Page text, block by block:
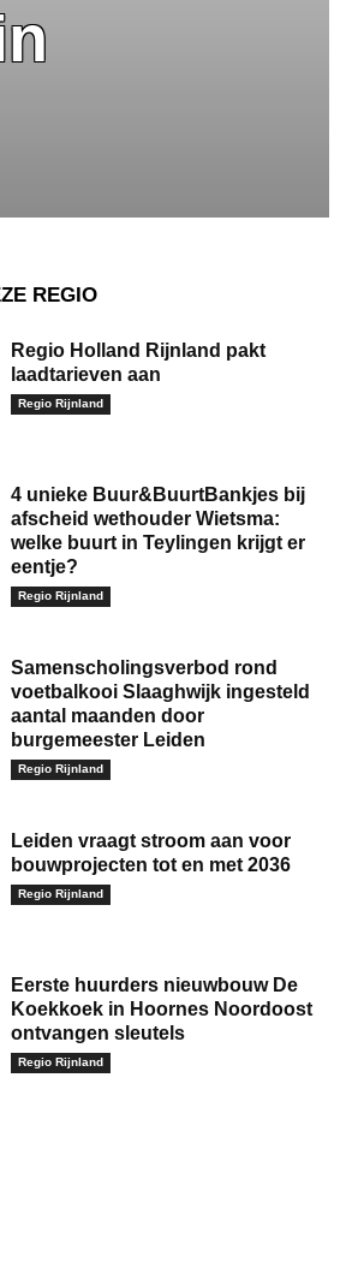
REGIO
Regio Holland Rijnland pakt
laadtarieven aan
Regio Rijnland
4 unieke Buur&BuurtBankjes bij
afscheid wethouder Wietsma:
welke buurt in Teylingen krijgt er
eentje?
Regio Rijnland
Samenscholingsverbod rond
voetbalkooi Slaaghwijk ingesteld
aantal maanden door
burgemeester Leiden
Regio Rijnland
Leiden vraagt stroom aan voor
bouwprojecten tot en met 2036
Regio Rijnland
Eerste huurders nieuwbouw De
Koekkoek in Hoornes Noordoost
ontvangen sleutels
Regio Rijnland